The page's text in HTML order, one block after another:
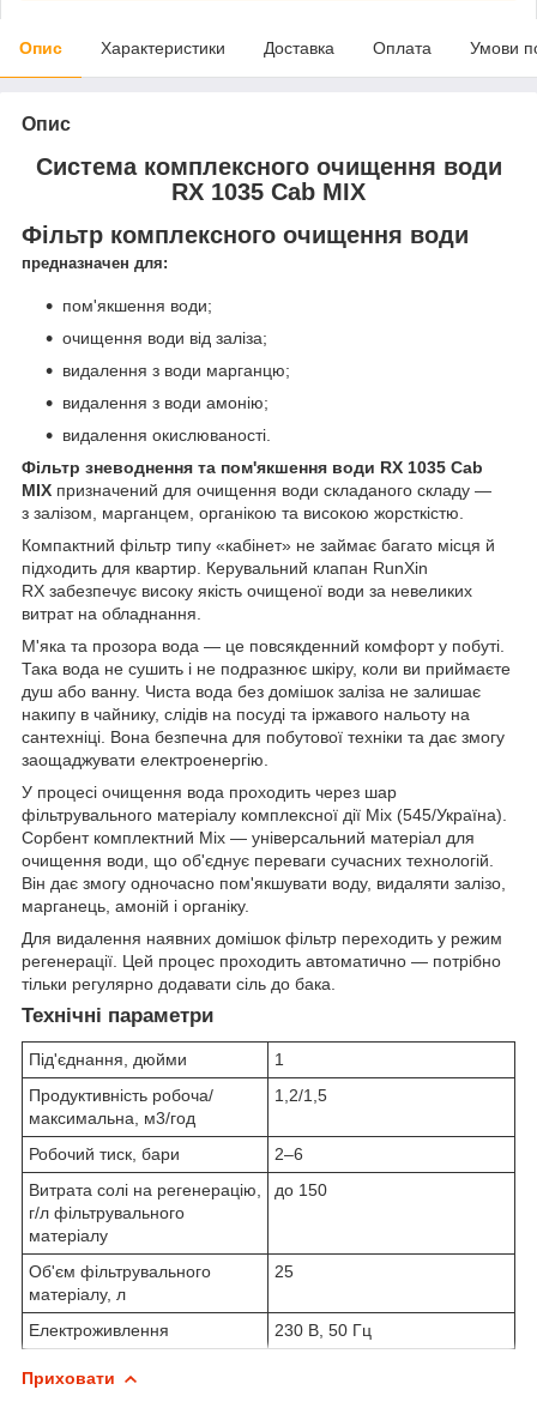
Опис Характеристики Доставка Оплата Умови
Опис
Система комплексного очищення води
RX 1035 Сab MIX
Фільтр комплексного очищення води
предназначен для:
пом'якшення води;
очищення води від заліза;
видалення з води марганцю;
видалення з води амонію;
видалення окислюваності.
Фільтр зневоднення та пом'якшення води RX 1035 Cab
MIX призначений для очищення води складаного складу —
з залізом, марганцем, органікою та високою жорсткістю.
Компактний фільтр типу «кабінет» не займає багато місця й
підходить для квартир. Керувальний клапан RunXin
RX забезпечує високу якість очищеної води за невеликих
витрат на обладнання.
М'яка та прозора вода — це повсякденний комфорт у побуті.
Така вода не сушить і не подразнює шкіру, коли ви приймаєте
душ або ванну. Чиста вода без домішок заліза не залишає
накипу в чайнику, слідів на посуді та іржавого нальоту на
сантехніці. Вона безпечна для побутової техніки та дає змогу
заощаджувати електроенергію.
У процесі очищення вода проходить через шар
фільтрувального матеріалу комплексної дії Mix (545/Україна).
Сорбент комплектний Mix — універсальний матеріал для
очищення води, що об'єднує переваги сучасних технологій.
Він дає змогу одночасно пом'якшувати воду, видаляти залізо,
марганець, амоній і органіку.
Для видалення наявних домішок фільтр переходить у режим
регенерації. Цей процес проходить автоматично — потрібно
тільки регулярно додавати сіль до бака.
Технічні параметри
Під'єднання, дюйми
1
Продуктивність робоча/
максимальна, м3/год
1,2/1,5
Робочий тиск, бари
2–6
Витрата солі на регенерацію,
г/л фільтрувального
матеріалу
до 150
Об'єм фільтрувального
матеріалу, л
25
Електроживлення 230 В, 50 Гц
Приховати